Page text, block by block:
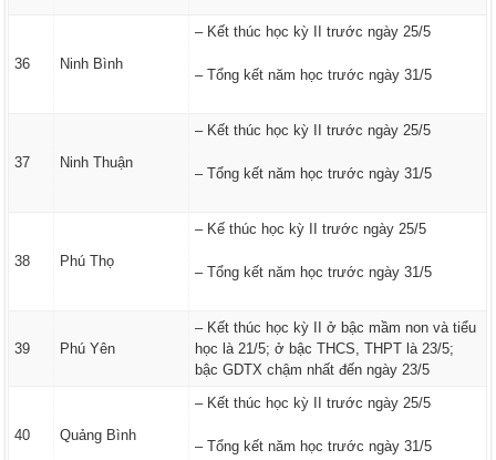
36 Ninh Bình
– Kết thúc học kỳ II trước ngày 25/5
– Tổng kết năm học trước ngày 31/5
37 Ninh Thuận
– Kết thúc học kỳ II trước ngày 25/5
– Tổng kết năm học trước ngày 31/5
38 Phú Thọ
– Kế thúc học kỳ II trước ngày 25/5
– Tổng kết năm học trước ngày 31/5
39 Phú Yên
– Kết thúc học kỳ II ở bậc mầm non và tiểu
học là 21/5; ở bậc THCS, THPT là 23/5;
bậc GDTX chậm nhất đến ngày 23/5
40 Quảng Bình
– Kết thúc học kỳ II trước ngày 25/5
– Tổng kết năm học trước ngày 31/5